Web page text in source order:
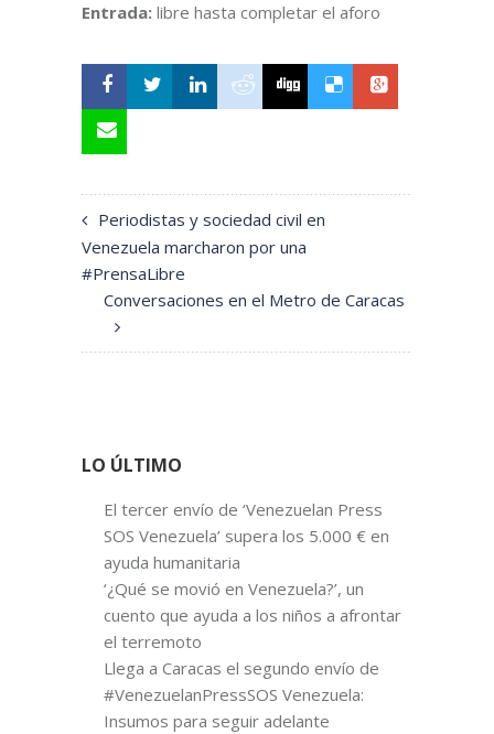
Entrada: libre hasta completar el aforo
Periodistas y sociedad civil en
Venezuela marcharon por una
#PrensaLibre
Conversaciones en el Metro de Caracas
LO ÚLTIMO
El tercer envío de ‘Venezuelan Press
SOS Venezuela’ supera los 5.000 € en
ayuda humanitaria
‘¿Qué se movió en Venezuela?’, un
cuento que ayuda a los niños a afrontar
el terremoto
Llega a Caracas el segundo envío de
#VenezuelanPressSOS Venezuela:
Insumos para seguir adelante